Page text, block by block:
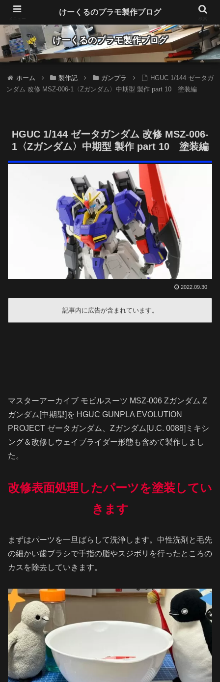
Make plastic models fun
けーくるのプラモ製作ブログ
ホーム 製作記 ガンプラ
HGUC 1/144 ゼータガ
ンダム 改修 MSZ-006-1〈Zガンダム〉中期型 製作 part 10 塗装編
HGUC 1/144 ゼータガンダム 改修 MSZ-006-
1〈Zガンダム〉中期型 製作 part 10 塗装編
2022.09.30
記事内に広告が含まれています。
マスターアーカイブ モビルスーツ MSZ-006 Zガンダム Z
ガンダム[中期型]を HGUC GUNPLA EVOLUTION
PROJECT ゼータガンダム、Zガンダム[U.C. 0088]ミキシ
ング＆改修しウェイブライダー形態も含めて製作しまし
た。
改修表面処理したパーツを塗装してい
きます
まずはパーツを一旦ばらして洗浄します。中性洗剤と毛先
の細かい歯ブラシで手指の脂やスジボリを行ったところの
カスを除去していきます。
けーくるのプラモ製作ブログ